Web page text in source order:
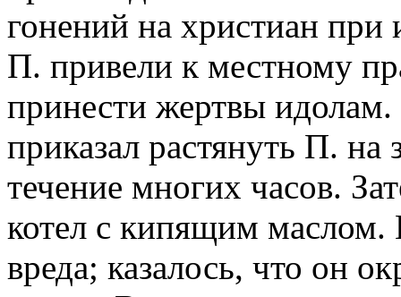
гонений на христиан
П. привели к местному
принести жертвы
приказал растянуть П. на
течение многих часов.
котел с кипящим маслом.
вреда; казалось, что он